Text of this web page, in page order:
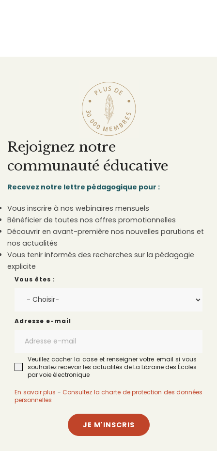
Rejoignez notre
communauté éducative
Recevez notre lettre pédagogique pour :
Vous inscrire à nos webinaires mensuels
Bénéficier de toutes nos offres promotionnelles
Découvrir en avant-première nos nouvelles parutions et
nos actualités
Vous tenir informés des recherches sur la pédagogie
explicite
Vous êtes :
Adresse e-mail
Veuillez cocher la case et renseigner votre email si vous
souhaitez recevoir les actualités de La Librairie des Écoles
par voie électronique
En savoir plus - Consultez la charte de protection des données
personnelles
JE M'INSCRIS